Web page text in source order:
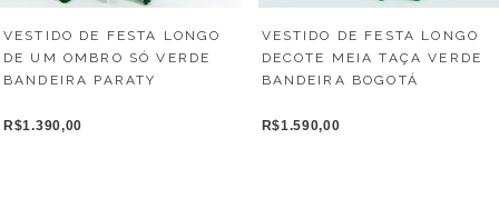
VESTIDO DE FESTA LONGO
DE UM OMBRO SÓ VERDE
BANDEIRA PARATY
R$1.390,00
VESTIDO DE FESTA LONGO
DECOTE MEIA TAÇA VERDE
BANDEIRA BOGOTÁ
R$1.590,00